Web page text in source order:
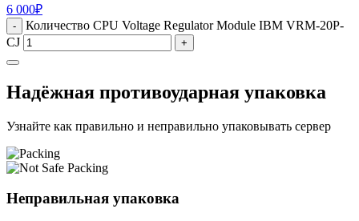
6 000₽
-
Количество CPU Voltage Regulator Module IBM VRM-20P-
CJ
+
Надёжная противоударная упаковка
Узнайте как правильно и неправильно упаковывать сервер
Неправильная упаковка